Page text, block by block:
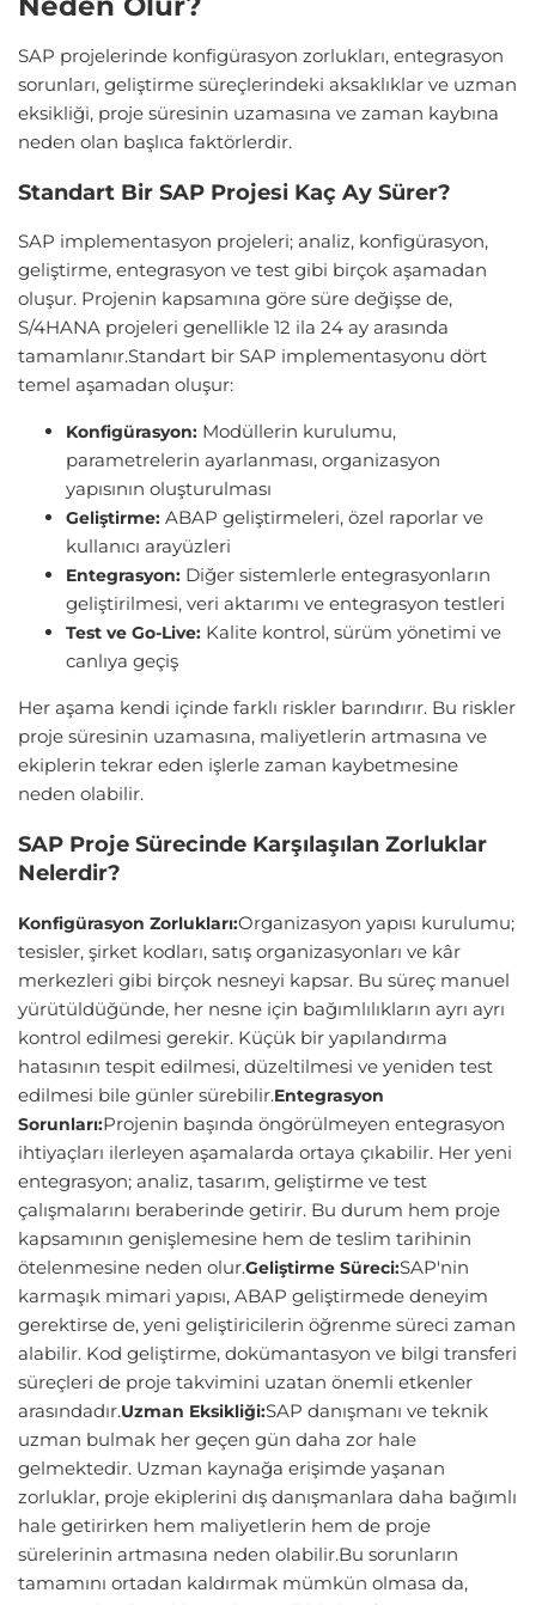
SAP projelerinde konfigürasyon zorlukları, entegrasyon
sorunları, geliştirme süreçlerindeki aksaklıklar ve uzman
eksikliği, proje süresinin uzamasına ve zaman kaybına
neden olan başlıca faktörlerdir.
Standart Bir SAP Projesi Kaç Ay Sürer?
SAP implementasyon projeleri; analiz, konfigürasyon,
geliştirme, entegrasyon ve test gibi birçok aşamadan
oluşur. Projenin kapsamına göre süre değişse de,
S/4HANA projeleri genellikle 12 ila 24 ay arasında
tamamlanır.Standart bir SAP implementasyonu dört
temel aşamadan oluşur:
Konfigürasyon: Modüllerin kurulumu,
parametrelerin ayarlanması, organizasyon
yapısının oluşturulması
Geliştirme: ABAP geliştirmeleri, özel raporlar ve
kullanıcı arayüzleri
Entegrasyon: Diğer sistemlerle entegrasyonların
geliştirilmesi, veri aktarımı ve entegrasyon testleri
Test ve Go-Live: Kalite kontrol, sürüm yönetimi ve
canlıya geçiş
Her aşama kendi içinde farklı riskler barındırır. Bu riskler
proje süresinin uzamasına, maliyetlerin artmasına ve
ekiplerin tekrar eden işlerle zaman kaybetmesine
neden olabilir.
SAP Proje Sürecinde Karşılaşılan Zorluklar
Nelerdir?
Konfigürasyon Zorlukları:Organizasyon yapısı kurulumu;
tesisler, şirket kodları, satış organizasyonları ve kâr
merkezleri gibi birçok nesneyi kapsar. Bu süreç manuel
yürütüldüğünde, her nesne için bağımlılıkların ayrı ayrı
kontrol edilmesi gerekir. Küçük bir yapılandırma
hatasının tespit edilmesi, düzeltilmesi ve yeniden test
edilmesi bile günler sürebilir.Entegrasyon
Sorunları:Projenin başında öngörülmeyen entegrasyon
ihtiyaçları ilerleyen aşamalarda ortaya çıkabilir. Her yeni
entegrasyon; analiz, tasarım, geliştirme ve test
çalışmalarını beraberinde getirir. Bu durum hem proje
kapsamının genişlemesine hem de teslim tarihinin
ötelenmesine neden olur.Geliştirme Süreci:SAP'nin
karmaşık mimari yapısı, ABAP geliştirmede deneyim
gerektirse de, yeni geliştiricilerin öğrenme süreci zaman
alabilir. Kod geliştirme, dokümantasyon ve bilgi transferi
süreçleri de proje takvimini uzatan önemli etkenler
arasındadır.Uzman Eksikliği:SAP danışmanı ve teknik
uzman bulmak her geçen gün daha zor hale
gelmektedir. Uzman kaynağa erişimde yaşanan
zorluklar, proje ekiplerini dış danışmanlara daha bağımlı
hale getirirken hem maliyetlerin hem de proje
sürelerinin artmasına neden olabilir.Bu sorunların
tamamını ortadan kaldırmak mümkün olmasa da,